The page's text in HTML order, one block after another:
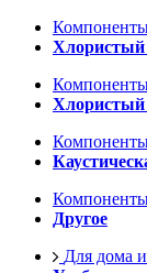
Хлористый
Хлористый
Другое
Для дома